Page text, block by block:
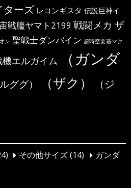
ターズ レコンギスタ 伝説巨神イ
戦艦ヤマト2199 戦闘メカ ザ
ン 聖戦士ダンバイン 超時空要塞マク
エルガイム
（ガンダ
ググ） （ザク）
（ジ
その他サイズ(14)
ガンダ